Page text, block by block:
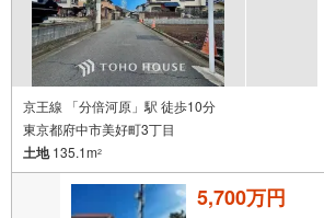
京王線 「分倍河原」駅 徒歩10分
東京都府中市美好町3丁目
土地135.1m2
5,700万円